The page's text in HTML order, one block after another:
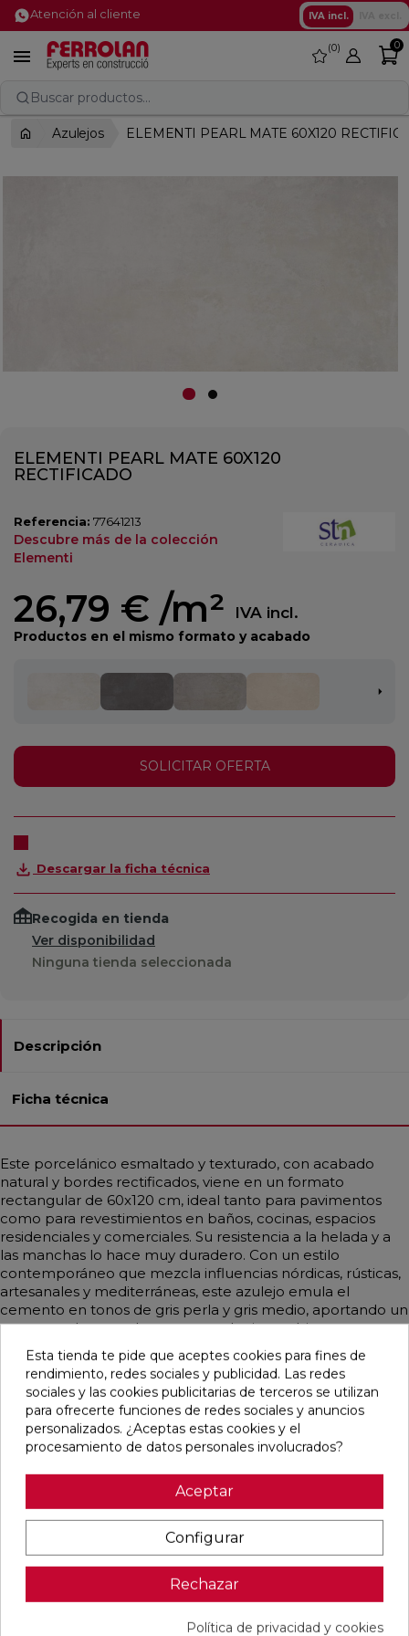
Atención al cliente IVA incl.
 favorite
0 0
Buscar productos...
Azulejos ELEMENTI PEARL MATE 60X120
ELEMENTI PEARL MATE 60X120
RECTIFICADO
Referencia: 77641213
Descubre más de la colección
Elementi
26,79 € /m² IVA incl.
Productos en el mismo formato y acabado
SOLICITAR OFERTA
Descargar la ficha técnica
Recogida en tienda
Ver disponibilidad
Ninguna tienda seleccionada
Descripción
Ficha técnica
Este porcelánico esmaltado y texturado, con acabado
natural y bordes rectificados, viene en un formato
rectangular de 60x120 cm, ideal tanto para pavimentos
como para revestimientos en baños, cocinas, espacios
residenciales y comerciales. Su resistencia a la helada y a
las manchas lo hace muy duradero. Con un estilo
contemporáneo que mezcla influencias nórdicas, rústicas,
artesanales y mediterráneas, este azulejo emula el
cemento en tonos de gris perla y gris medio, aportando un
toque moderno y elegante a cualquier ambiente.
Pensamos que te puede interesar
ARENA
MATE
UNIQ MOON
MATE
29,5X59,5
RECTIFICADO
CONCEPT
MOON MATE
29,5X59,5
RECTIFICADO
91086931
GREY MATE
29,5X59,5
91086932
Esta tienda te pide que aceptes cookies para fines de
rendimiento, redes sociales y publicidad. Las redes
sociales y las cookies publicitarias de terceros se utilizan
para ofrecerte funciones de redes sociales y anuncios
personalizados. ¿Aceptas estas cookies y el
procesamiento de datos personales involucrados?
Aceptar
Configurar
Rechazar
Política de privacidad y cookies